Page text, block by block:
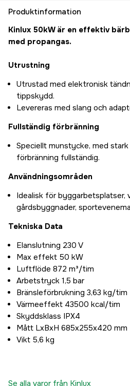
Produktinformation
Kinlux 50kW är en effektiv
med propangas.
Utrustning
Utrustad med elektronisk
tippskydd.
Levereras med slang och
Fullständig förbränning
Speciellt munstycke, med
förbränning fullständig.
Användningsområden
Idealisk för byggarbetsplatser,
gårdsbyggnader,
Tekniska Data
Elanslutning 230 V
Max effekt 50 kW
Luftflöde 872 m³/tim
Arbetstryck 1,5 bar
Bränsleförbrukning 3,63 kg/tim
Värmeeffekt 43500 kcal/tim
Skyddsklass IPX4
Mått LxBxH 685x255x420 mm
Vikt 5,6 kg
Se alla varor från Kinlux